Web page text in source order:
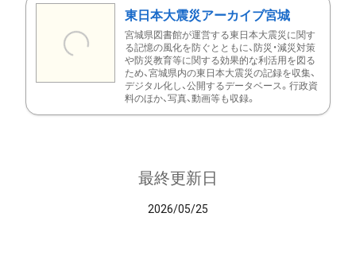
東日本大震災アーカイブ宮城
宮城県図書館が運営する東日本大震災に関す
る記憶の風化を防ぐとともに、防災・減災対策
や防災教育等に関する効果的な利活用を図る
ため、宮城県内の東日本大震災の記録を収集、
デジタル化し、公開するデータベース。行政資
料のほか、写真、動画等も収録。
最終更新日
2026/05/25